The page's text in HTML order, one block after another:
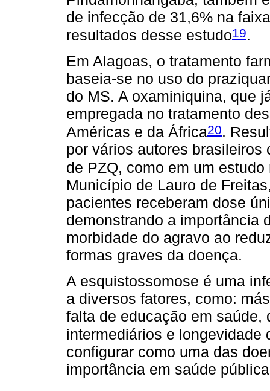
de infecção de 31,6% na
resultados desse estudo19.
Em Alagoas, o tratamento
baseia-se no uso do
do MS. A oxaminiquina, que
empregada no tratamento
Américas e da África20.
por vários autores
de PZQ, como em um
Município de Lauro de
pacientes receberam dose
demonstrando a importância
morbidade do agravo ao
formas graves da doença.
A esquistossomose é uma
a diversos fatores, como:
falta de educação em
intermediários e longevidade
configurar como uma das
importância em saúde